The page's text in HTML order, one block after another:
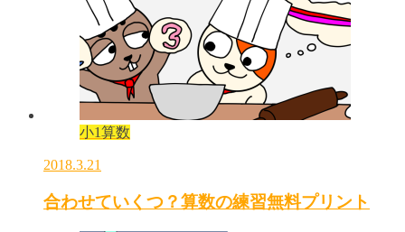
小1算数
2018.3.21
合わせていくつ？算数の練習無料プリント